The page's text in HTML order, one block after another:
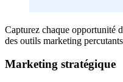
Capturez chaque opportunité
des outils marketing
Marketing stratégique